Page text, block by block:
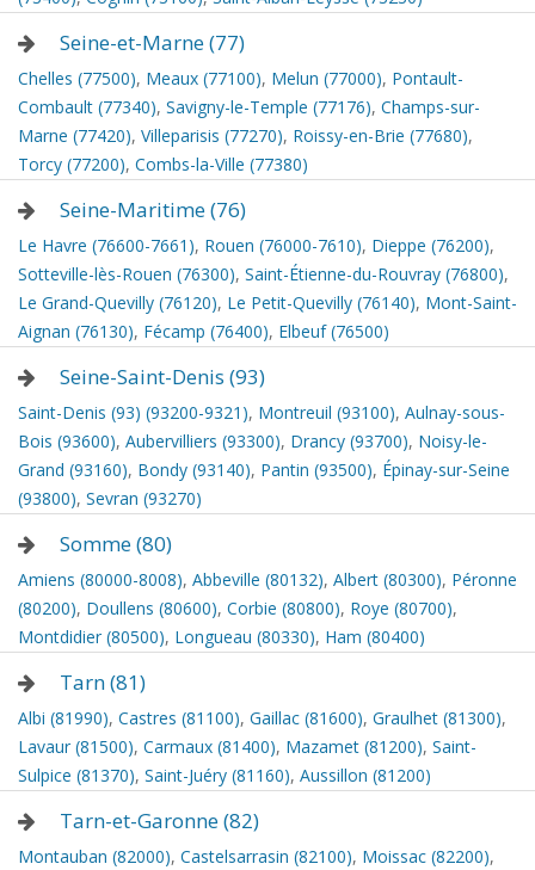
Seine-et-Marne (77)
Chelles (77500), Meaux (77100), Melun (77000), Pontault-
Combault (77340), Savigny-le-Temple (77176), Champs-sur-
Marne (77420), Villeparisis (77270), Roissy-en-Brie (77680),
Torcy (77200), Combs-la-Ville (77380)
Seine-Maritime (76)
Le Havre (76600-7661), Rouen (76000-7610), Dieppe (76200),
Sotteville-lès-Rouen (76300), Saint-Étienne-du-Rouvray (76800),
Le Grand-Quevilly (76120), Le Petit-Quevilly (76140), Mont-Saint-
Aignan (76130), Fécamp (76400), Elbeuf (76500)
Seine-Saint-Denis (93)
Saint-Denis (93) (93200-9321), Montreuil (93100), Aulnay-sous-
Bois (93600), Aubervilliers (93300), Drancy (93700), Noisy-le-
Grand (93160), Bondy (93140), Pantin (93500), Épinay-sur-Seine
(93800), Sevran (93270)
Somme (80)
Amiens (80000-8008), Abbeville (80132), Albert (80300), Péronne
(80200), Doullens (80600), Corbie (80800), Roye (80700),
Montdidier (80500), Longueau (80330), Ham (80400)
Tarn (81)
Albi (81990), Castres (81100), Gaillac (81600), Graulhet (81300),
Lavaur (81500), Carmaux (81400), Mazamet (81200), Saint-
Sulpice (81370), Saint-Juéry (81160), Aussillon (81200)
Tarn-et-Garonne (82)
Montauban (82000), Castelsarrasin (82100), Moissac (82200),